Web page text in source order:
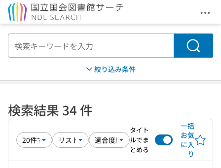
メ
検索
絞り込み条件
検索結果 34 件
タイト
ルでま
とめる
一括
お気
に入
り